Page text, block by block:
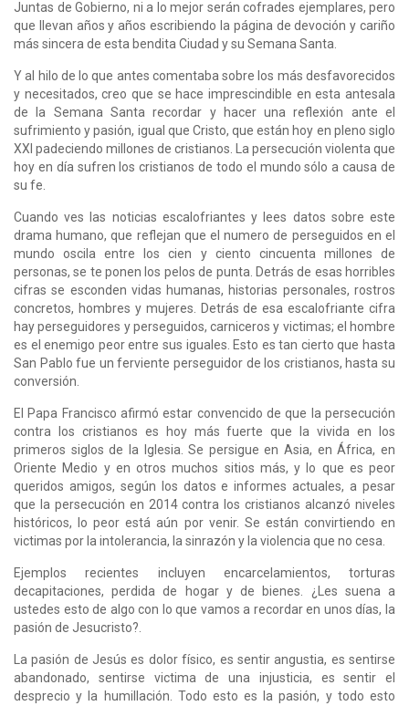
Juntas de Gobierno, ni a lo mejor serán cofrades ejemplares, pero
que llevan años y años escribiendo la página de devoción y cariño
más sincera de esta bendita Ciudad y su Semana Santa.
Y al hilo de lo que antes comentaba sobre los más desfavorecidos
y necesitados, creo que se hace imprescindible en esta antesala
de la Semana Santa recordar y hacer una reflexión ante el
sufrimiento y pasión, igual que Cristo, que están hoy en pleno siglo
XXI padeciendo millones de cristianos. La persecución violenta que
hoy en día sufren los cristianos de todo el mundo sólo a causa de
su fe.
Cuando ves las noticias escalofriantes y lees datos sobre este
drama humano, que reflejan que el numero de perseguidos en el
mundo oscila entre los cien y ciento cincuenta millones de
personas, se te ponen los pelos de punta. Detrás de esas horribles
cifras se esconden vidas humanas, historias personales, rostros
concretos, hombres y mujeres. Detrás de esa escalofriante cifra
hay perseguidores y perseguidos, carniceros y victimas; el hombre
es el enemigo peor entre sus iguales. Esto es tan cierto que hasta
San Pablo fue un ferviente perseguidor de los cristianos, hasta su
conversión.
El Papa Francisco afirmó estar convencido de que la persecución
contra los cristianos es hoy más fuerte que la vivida en los
primeros siglos de la Iglesia. Se persigue en Asia, en África, en
Oriente Medio y en otros muchos sitios más, y lo que es peor
queridos amigos, según los datos e informes actuales, a pesar
que la persecución en 2014 contra los cristianos alcanzó niveles
históricos, lo peor está aún por venir. Se están convirtiendo en
victimas por la intolerancia, la sinrazón y la violencia que no cesa.
Ejemplos recientes incluyen encarcelamientos, torturas
decapitaciones, perdida de hogar y de bienes. ¿Les suena a
ustedes esto de algo con lo que vamos a recordar en unos días, la
pasión de Jesucristo?.
La pasión de Jesús es dolor físico, es sentir angustia, es sentirse
abandonado, sentirse victima de una injusticia, es sentir el
desprecio y la humillación. Todo esto es la pasión, y todo esto